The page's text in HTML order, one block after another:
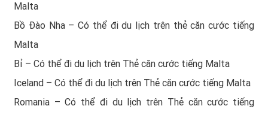
Malta
Bồ Đào Nha – Có thể đi du lịch trên thẻ căn cước tiếng
Malta
Bỉ – Có thể đi du lịch trên Thẻ căn cước tiếng Malta
Iceland – Có thể đi du lịch trên Thẻ căn cước tiếng Malta
Romania – Có thể đi du lịch trên Thẻ căn cước tiếng